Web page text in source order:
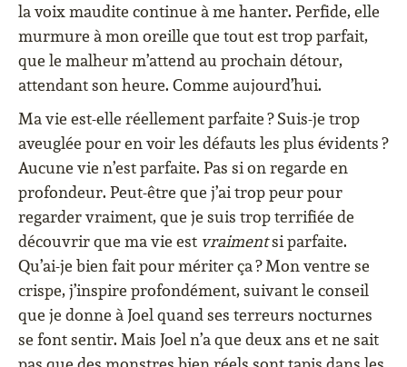
la voix maudite continue à me hanter. Perfide, elle
murmure à mon oreille que tout est trop parfait,
que le malheur m’attend au prochain détour,
attendant son heure. Comme aujourd’hui.
Ma vie est-elle réellement parfaite ? Suis-je trop
aveuglée pour en voir les défauts les plus évidents ?
Aucune vie n’est parfaite. Pas si on regarde en
profondeur. Peut-être que j’ai trop peur pour
regarder vraiment, que je suis trop terrifiée de
découvrir que ma vie est vraimentsi parfaite.
Qu’ai-je bien fait pour mériter ça ? Mon ventre se
crispe, j’inspire profondément, suivant le conseil
que je donne à Joel quand ses terreurs nocturnes
se font sentir. Mais Joel n’a que deux ans et ne sait